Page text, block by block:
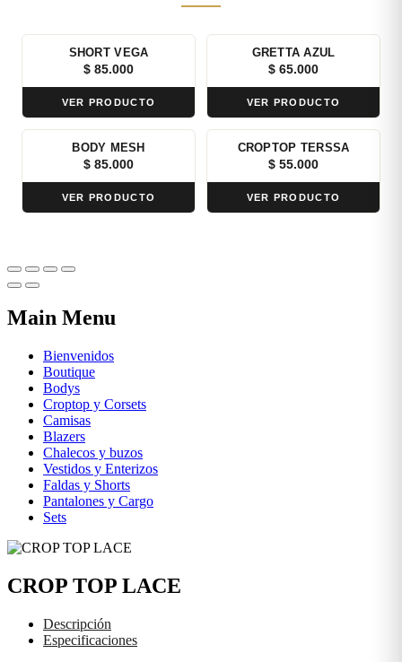
SHORT VEGA
$ 85.000
VER PRODUCTO
GRETTA AZUL
$ 65.000
VER PRODUCTO
BODY MESH
$ 85.000
VER PRODUCTO
CROPTOP TERSSA
$ 55.000
VER PRODUCTO
Main Menu
Bienvenidos
Boutique
Bodys
Croptop y Corsets
Camisas
Blazers
Chalecos y buzos
Vestidos y Enterizos
Faldas y Shorts
Pantalones y Cargo
Sets
CROP TOP LACE
Descripción
Especificaciones